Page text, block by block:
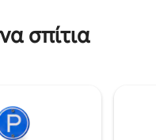
σπίτια